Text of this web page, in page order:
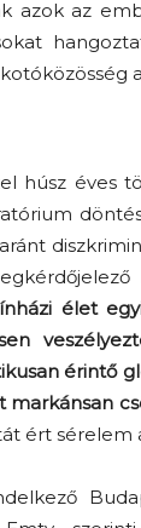
azok az
húsz éves
élet
érintő
markánsan
ért